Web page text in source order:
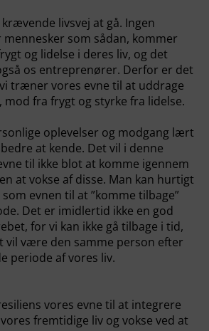
livsvej at gå. Ingen
som sådan, kommer
og lidelse i deres liv, og det
os entreprenører. Derfor er det
træner vores evne til at uddrage
fra frygt og styrke fra lidelse.
oplevelser og modgang lært
at kende. Det vil i denne
til ikke blot at komme igennem
at vokse af disse. Man kan hurtigt
evnen til at ”komme tilbage”
Det er imidlertid ikke en god
for vi kan ikke gå tilbage i tid,
vil være den samme person efter
periode af vores liv.
vores evne til at integrere
fremtidige liv og vokse ved at